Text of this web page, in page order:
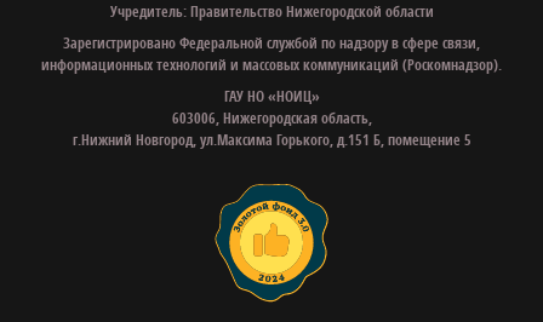
Учредитель: Правительство Нижегородской области
Зарегистрировано Федеральной службой по надзору в сфере связи,
информационных технологий и массовых коммуникаций (Роскомнадзор).
ГАУ НО «НОИЦ»
603006, Нижегородская область,
г.Нижний Новгород, ул.Максима Горького, д.151 Б, помещение 5